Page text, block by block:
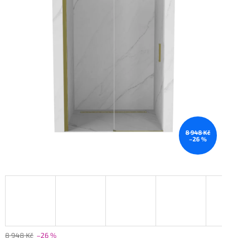
8 948 Kč
–26 %
8 948 Kč –26 %